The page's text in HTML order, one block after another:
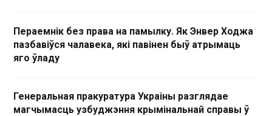
Пераемнік без права на памылку. Як Энвер Ходжа
пазбавіўся чалавека, які павінен быў атрымаць
яго ўладу
Генеральная пракуратура Украіны разглядае
магчымасць узбуджэння крымінальнай справы ў